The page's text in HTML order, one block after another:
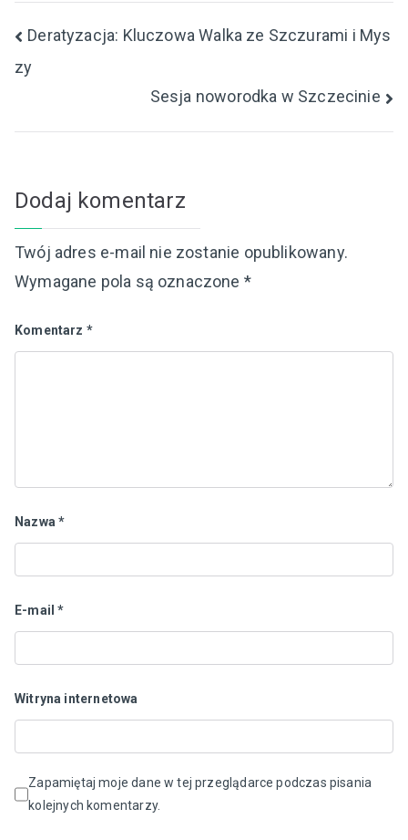
Nawigacja
wpisu
Deratyzacja: Kluczowa Walka ze Szczurami i Mys
zy
Sesja noworodka w Szczecinie
Dodaj komentarz
Twój adres e-mail nie zostanie opublikowany.
Wymagane pola są oznaczone *
Komentarz *
Nazwa*
E-mail*
Witryna internetowa
Zapamiętaj moje dane w tej przeglądarce podczas pisania
kolejnych komentarzy.